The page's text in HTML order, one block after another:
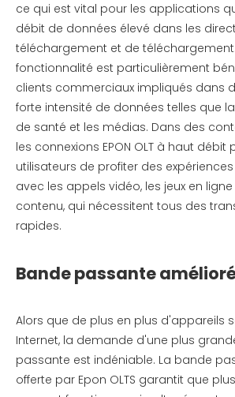
ce qui est vital pour les applications
débit de données élevé dans les
téléchargement et de
fonctionnalité est particulièrement
clients commerciaux impliqués dans
forte intensité de données telles que
de santé et les médias. Dans des
les connexions EPON OLT à haut
utilisateurs de profiter des
avec les appels vidéo, les jeux en
contenu, qui nécessitent tous des
rapides.
Bande passante
Alors que de plus en plus d'appareils
Internet, la demande d'une plus
passante est indéniable. La bande
offerte par Epon OLTS garantit que